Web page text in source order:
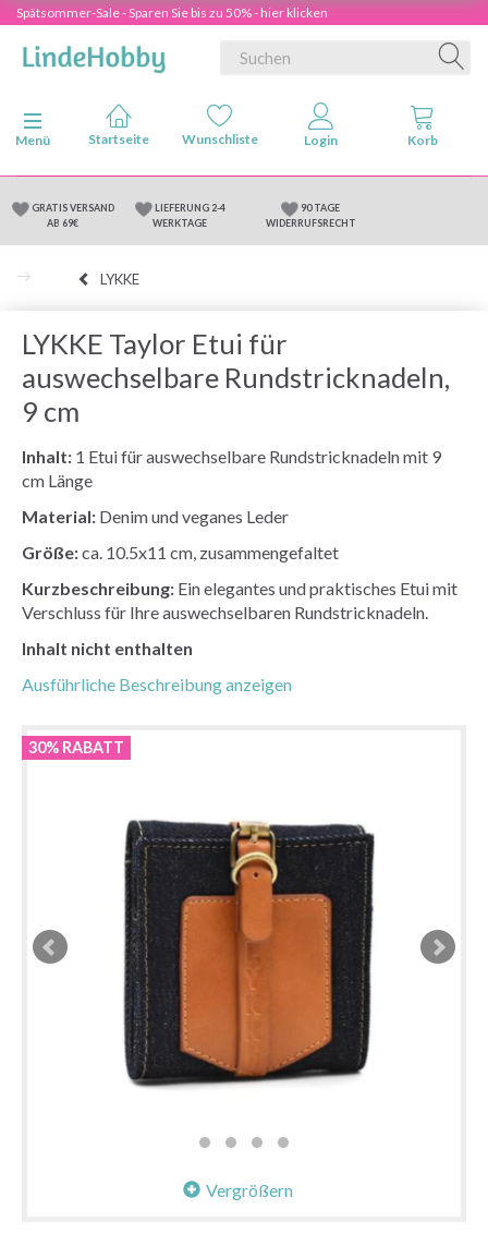
Spätsommer-Sale - Sparen Sie bis zu 50% - hier klicken
Anzeige ändern
Menü
GRATIS VERSAND
AB 69€
LIEFERUNG 2-4
WERKTAGE
90 TAGE
WIDERRUFSRECHT
LYKKE
LYKKE Taylor Etui für
auswechselbare Rundstricknadeln,
9 cm
Inhalt: 1 Etui für auswechselbare Rundstricknadeln mit 9
cm Länge
Material: Denim und veganes Leder
Größe:ca. 10.5x11 cm, zusammengefaltet
Kurzbeschreibung: Ein elegantes und praktisches Etui mit
Verschluss für Ihre auswechselbaren Rundstricknadeln.
Inhalt nicht enthalten
Ausführliche Beschreibung anzeigen
30% RABATT
Vergrößern